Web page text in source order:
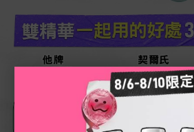
雙精華 一起用的好處
他牌
美白精華
契爾氏
淡斑精華